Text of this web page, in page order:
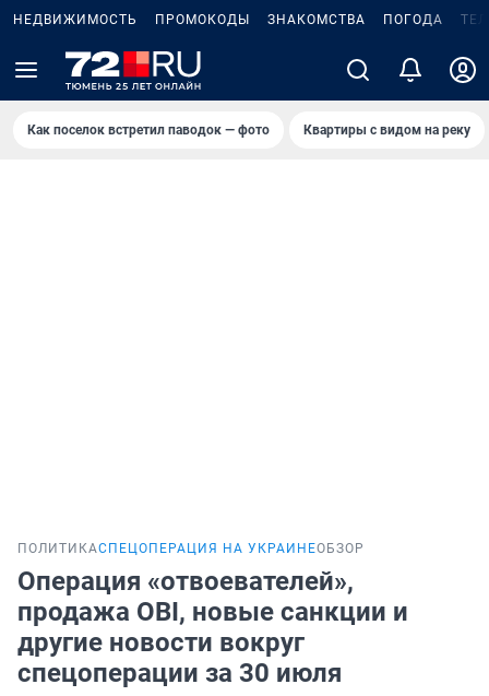
НЕДВИЖИМОСТЬ ПРОМОКОДЫ ЗНАКОМСТВА ПОГОДА
Как поселок встретил паводок — фото Квартиры с видом на реку
ПОЛИТИКАСПЕЦОПЕРАЦИЯ НА УКРАИНЕОБЗОР
Операция «отвоевателей»,
продажа OBI, новые санкции и
другие новости вокруг
спецоперации за 30 июля